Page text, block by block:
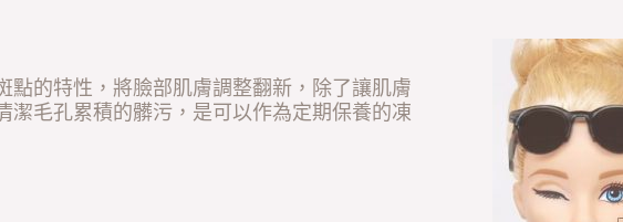
點的特性，將臉部肌膚調整翻新，除了讓肌膚
潔毛孔累積的髒污，是可以作為定期保養的凍